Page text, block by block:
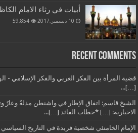
أبيات في رثاء الامام
10 ديسمبر,2017 59,854
Recent Comments
قضية المرأة بين الفكر الغربي والفكر الإسلامي -
[…]...
الشيخ قاسم: اتفاق الإطار في واشنطن مذلةٌ وعارٌ
الاخبارية: […] *خطاب القائد […]...
الإمام الخامنئي شخصية فريدة في التاريخ